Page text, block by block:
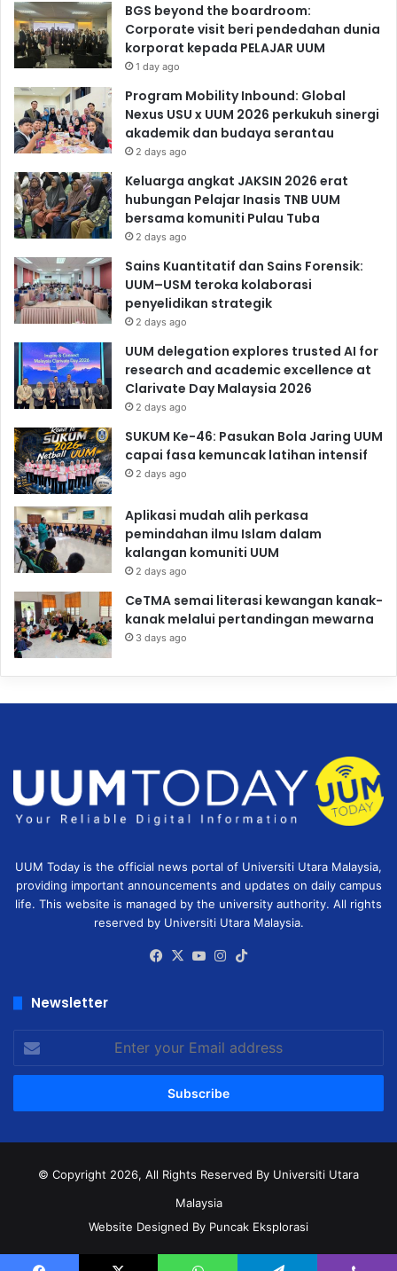
BGS beyond the boardroom:
Corporate visit beri pendedahan dunia
korporat kepada PELAJAR UUM
1 day ago
Program Mobility Inbound: Global
Nexus USU x UUM 2026 perkukuh sinergi
akademik dan budaya serantau
2 days ago
Keluarga angkat JAKSIN 2026 erat
hubungan Pelajar Inasis TNB UUM
bersama komuniti Pulau Tuba
2 days ago
Sains Kuantitatif dan Sains Forensik:
UUM–USM teroka kolaborasi
penyelidikan strategik
2 days ago
UUM delegation explores trusted AI for
research and academic excellence at
Clarivate Day Malaysia 2026
2 days ago
SUKUM Ke-46: Pasukan Bola Jaring UUM
capai fasa kemuncak latihan intensif
2 days ago
Aplikasi mudah alih perkasa
pemindahan ilmu Islam dalam
kalangan komuniti UUM
2 days ago
CeTMA semai literasi kewangan kanak-
kanak melalui pertandingan mewarna
3 days ago
UUM Today is the official news portal of Universiti Utara Malaysia,
providing important announcements and updates on daily campus
life. This website is managed by the university authority. All rights
reserved by Universiti Utara Malaysia.
Facebook
X YouTubeInstagram
Newsletter
your
Email
© Copyright 2026, All Rights Reserved By Universiti Utara
Malaysia
Website Designed By Puncak Eksplorasi